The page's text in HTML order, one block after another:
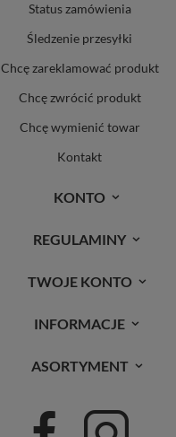
Status zamówienia
Śledzenie przesyłki
Chcę zareklamować produkt
Chcę zwrócić produkt
Chcę wymienić towar
Kontakt
KONTO
REGULAMINY
TWOJE KONTO
INFORMACJE
ASORTYMENT